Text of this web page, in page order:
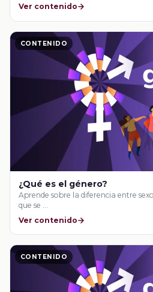
Ver contenido
CONTENIDO
¿Qué es el género?
Aprende sobre la diferencia entre
que se …
Ver contenido
CONTENIDO